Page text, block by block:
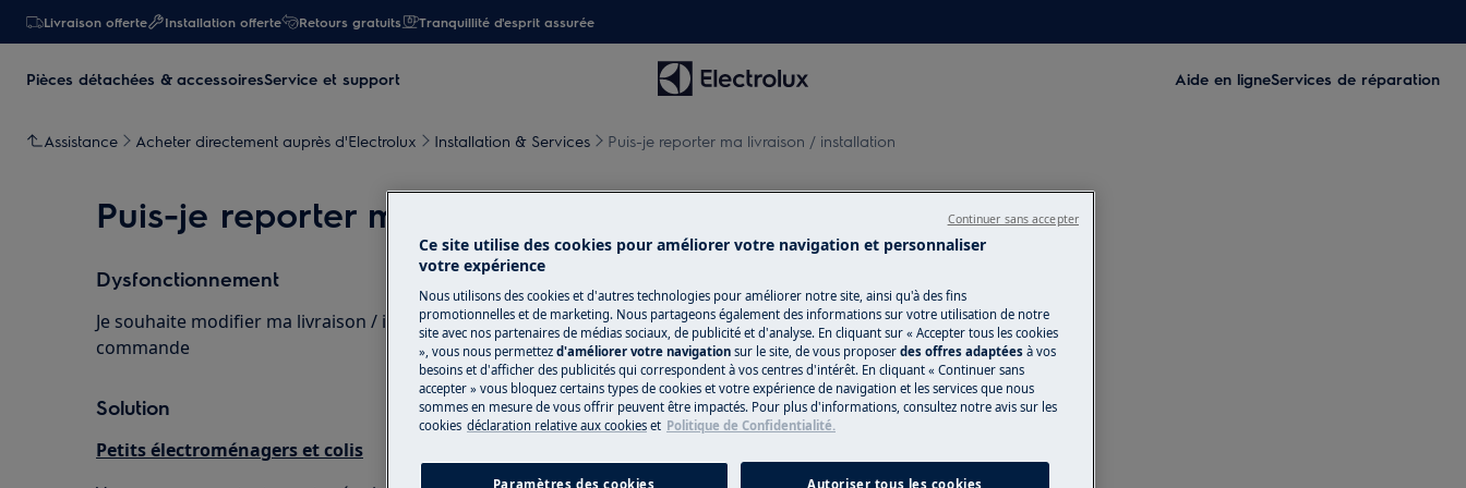
Livraison offerte Installation offerte Retours gratuits Tranquillité d'esprit assurée
Pièces détachées & accessoiresService et support Aide en ligneServices de réparation
Assistance Acheter directement auprès d'Electrolux Installation & Services Puis-je reporter ma livraison / installation
Puis-je reporter ma livraison / installation
Dysfonctionnement
Je souhaite modifier ma livraison / installation après avoir reçu ma confirmation de
commande
Solution
Petits électroménagers et colis
Ce site utilise des cookies pour améliorer votre navigation et personnaliser
votre expérience
Nous utilisons des cookies et d'autres technologies pour améliorer notre site, ainsi qu'à des fins
promotionnelles et de marketing. Nous partageons également des informations sur votre utilisation de notre
site avec nos partenaires de médias sociaux, de publicité et d'analyse. En cliquant sur « Accepter tous les cookies
», vous nous permettez d'améliorer votre navigation sur le site, de vous proposer des offres adaptées à vos
besoins et d'afficher des publicités qui correspondent à vos centres d'intérêt. En cliquant « Continuer sans
accepter » vous bloquez certains types de cookies et votre expérience de navigation et les services que nous
sommes en mesure de vous offrir peuvent être impactés. Pour plus d'informations, consultez notre avis sur les
cookies déclaration relative aux cookies et Politique de Confidentialité.
Paramètres des cookies Autoriser tous les cookies
Continuer sans accepter